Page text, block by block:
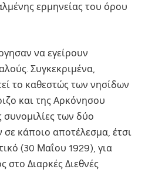
ερμηνείας του όρου
να εγείρουν
Συγκεκριμένα,
το καθεστώς των νησίδων
και της Αρκόνησου
των δύο
κάποιο αποτέλεσμα, έτσι
(30 Μαΐου 1929), για
Διαρκές Διεθνές